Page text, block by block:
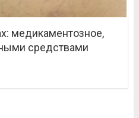
медикаментозное,
средствами